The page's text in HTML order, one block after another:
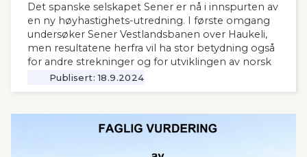
Det spanske selskapet Sener er nå i innspurten av
en ny høyhastighets-utredning. I første omgang
undersøker Sener Vestlandsbanen over Haukeli,
men resultatene herfra vil ha stor betydning også
for andre strekninger og for utviklingen av norsk
jernbane generelt. Norsk Bane, er oppdragsgiver
for utredningen.
Publisert: 18.9.2024